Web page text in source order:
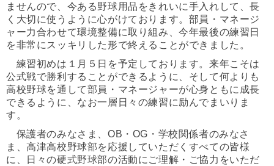
ませんので、今ある野球用品をきれいに手入れして、長
く大切に使うように心がけております。部員・マネージ
ャー力合わせて環境整備に取り組み、今年最後の練習日
を非常にスッキリした形で終えることができました。
練習初めは１月５日を予定しております。来年こそは
公式戦で勝利することができるように、そして何よりも
高校野球を通して部員・マネージャーが心身ともに成長
できるように、なお一層日々の練習に励んでまいりま
す。
保護者のみなさま、OB・OG・学校関係者のみなさ
ま、高津高校野球部を応援していただくすべての皆様
に、日々の硬式野球部の活動にご理解・ご協力をいただ